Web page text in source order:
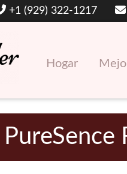
+1 (929) 322-1217
Hogar